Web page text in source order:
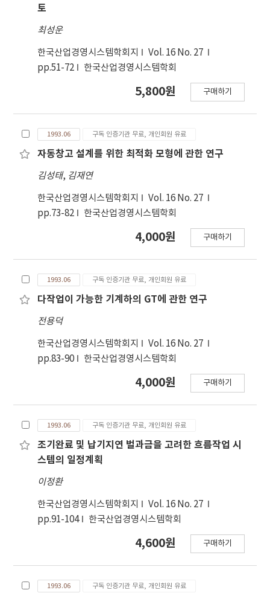
토
최성운
한국산업경영시스템학회지
Vol. 16 No. 27
pp.51-72
한국산업경영시스템학회
5,800원 구매하기
1993.06 구독 인증기관 무료, 개인회원 유료
자동창고 설계를 위한 최적화 모형에 관한 연구
김성태, 김재연
한국산업경영시스템학회지
Vol. 16 No. 27
pp.73-82
한국산업경영시스템학회
4,000원 구매하기
1993.06 구독 인증기관 무료, 개인회원 유료
다작업이 가능한 기계하의 GT에 관한 연구
전용덕
한국산업경영시스템학회지
Vol. 16 No. 27
pp.83-90
한국산업경영시스템학회
4,000원 구매하기
1993.06 구독 인증기관 무료, 개인회원 유료
조기완료 및 납기지연 벌과금을 고려한 흐름작업 시
스템의 일정계획
이정환
한국산업경영시스템학회지
Vol. 16 No. 27
pp.91-104
한국산업경영시스템학회
4,600원 구매하기
1993.06 구독 인증기관 무료, 개인회원 유료